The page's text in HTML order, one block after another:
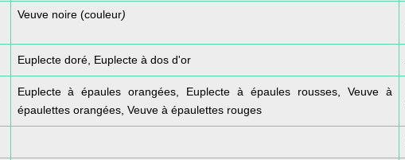
Veuve noire (couleur)
Euplecte doré, Euplecte à dos d'or
Euplecte à épaules orangées, Euplecte à épaules rousses, Veuve à
épaulettes orangées, Veuve à épaulettes rouges